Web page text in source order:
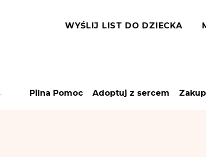
WYŚLIJ LIST DO DZIECKA
Pilna Pomoc Adoptuj z sercem